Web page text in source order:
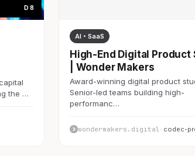
D 8
the …
AI・SaaS
High-End Digital Product
| Wonder Makers
Award-winning digital product
Senior-led teams building high-
performanc…
wondermakers.digital · codec-